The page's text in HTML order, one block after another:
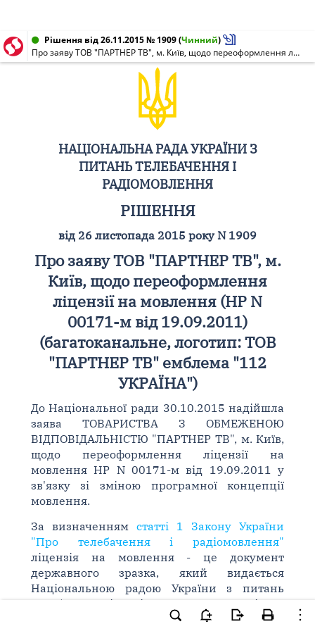
Рішення від 26.11.2015 № 1909(Чинний)
Про заяву ТОВ "ПАРТНЕР ТВ", м. Київ, щодо переоформлення ліцензії на мовлення (НР N 00171-м від 19.09.2011) (багатоканальне, логотип: ТОВ "ПАРТНЕР ТВ" емблема "112 УКРАЇНА")
НАЦІОНАЛЬНА РАДА УКРАЇНИ З
ПИТАНЬ ТЕЛЕБАЧЕННЯ І
РАДІОМОВЛЕННЯ
РІШЕННЯ
від 26 листопада 2015 року N 1909
Про заяву ТОВ "ПАРТНЕР ТВ", м.
Київ, щодо переоформлення
ліцензії на мовлення (НР N
00171-м від 19.09.2011)
(багатоканальне, логотип: ТОВ
"ПАРТНЕР ТВ" емблема "112
УКРАЇНА")
До Національної ради 30.10.2015 надійшла
заява ТОВАРИСТВА З ОБМЕЖЕНОЮ
ВІДПОВІДАЛЬНІСТЮ "ПАРТНЕР ТВ", м. Київ,
щодо переоформлення ліцензії на
мовлення НР N 00171-м від 19.09.2011 у
зв'язку зі зміною програмної концепції
мовлення.
За визначенням статті 1 Закону України
"Про телебачення і радіомовлення"
ліцензія на мовлення - це документ
державного зразка, який видається
Національною радою України з питань
телебачення і радіомовлення та засвідчує
право ліцензіата відповідно до умов